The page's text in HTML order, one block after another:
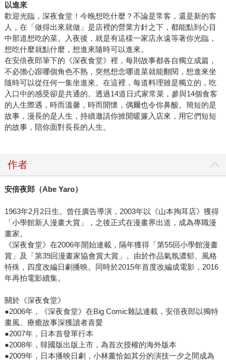
以進來
歡迎光臨，深夜食堂！今晚想吃什麼？不論是常客，還是新的客
人，在「做得出來就做」是店裡的營業方針之下，都能點到心目
中那道想吃的菜。入夜後，就是有這樣一家店永遠等著你光臨，
想吃什麼就點什麼，想進來隨時可以進來。
在安倍夜郎筆下的《深夜食堂》裡，每則故事都各自獨立成篇，
不必擔心跟哪個角色不熟，突然想念哪道菜就能翻閱，想進來坐
隨時可以從任何一集坐進來。在這裡，每道料理雖是獨立的，吃
入口中的感受卻是共通的。透過14道日式家常菜，參與14個食客
的人生際遇，時而溫馨，時而開懷，偶爾也令你鼻酸。簡短的是
故事，漫長的是人生，持續邀請你掀開暖簾入店來，用它們短短
的故事，陪你面對長長的人生。
作者
安倍夜郎（Abe Yaro）
1963年2月2日生。曾任廣告導演，2003年以《山本掏耳店》獲得
「小學館新人漫畫大賞」，之後正式在漫畫界出道，成為專職漫
畫家。
《深夜食堂》在2006年開始連載，隔年獲得「第55回小學館漫畫
賞」及「第39回漫畫家協會賞大賞」。由於作品氣氛濃郁、風格
特殊，四度改編日劇播映。同時於2015年首度改編成電影，2016
年再拍電影續集。
關於《深夜食堂》
●2006年，《深夜食堂》在Big Comic雜誌連載，安倍夜郎以獨特
畫風、療癒故事深獲讀者喜愛
●2007年，日本首發單行本
●2008年，韓國版出版上市，為首次授權的海外版本
●2009年，日本播映日劇，小林薰恰如其分的演技一夕之間成為